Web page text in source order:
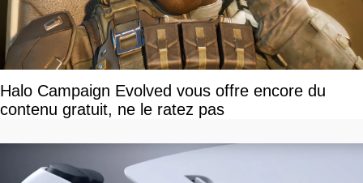
Halo Campaign Evolved vous offre encore du
contenu gratuit, ne le ratez pas